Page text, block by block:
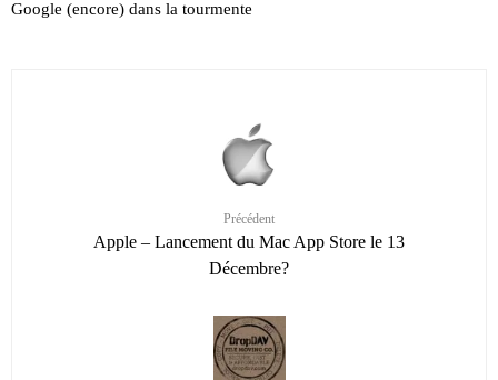
Google (encore) dans la tourmente
Précédent
Apple – Lancement du Mac App Store le 13
Décembre?